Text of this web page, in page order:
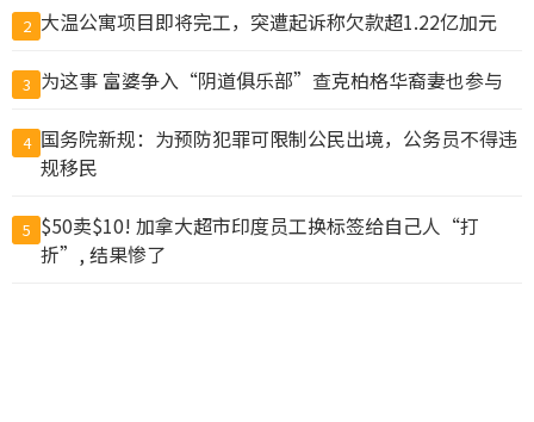
2 大温公寓项目即将完工，突遭起诉称欠款超1.22亿加元
3 为这事 富婆争入“阴道俱乐部”查克柏格华裔妻也参与
4 国务院新规：为预防犯罪可限制公民出境，公务员不得违
规移民
5 $50卖$10! 加拿大超市印度员工换标签给自己人“打
折”, 结果惨了